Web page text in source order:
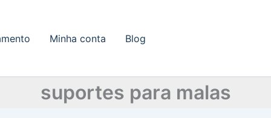
Minha conta Blog
suportes para malas